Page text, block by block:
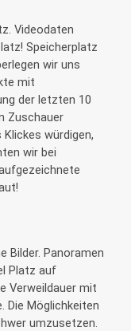
Videodaten
Speicherplatz
wir uns
mit
der letzten 10
Zuschauer
würdigen,
wir bei
Bilder. Panoramen
Platz auf
Verweildauer mit
Die Möglichkeiten
umzusetzen.